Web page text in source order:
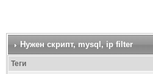
Нужен скрипт, mysql, ip filter
Теги